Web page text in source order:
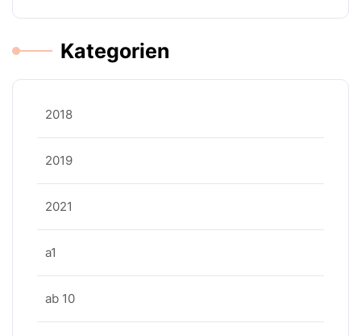
Kategorien
2018
2019
2021
a1
ab 10